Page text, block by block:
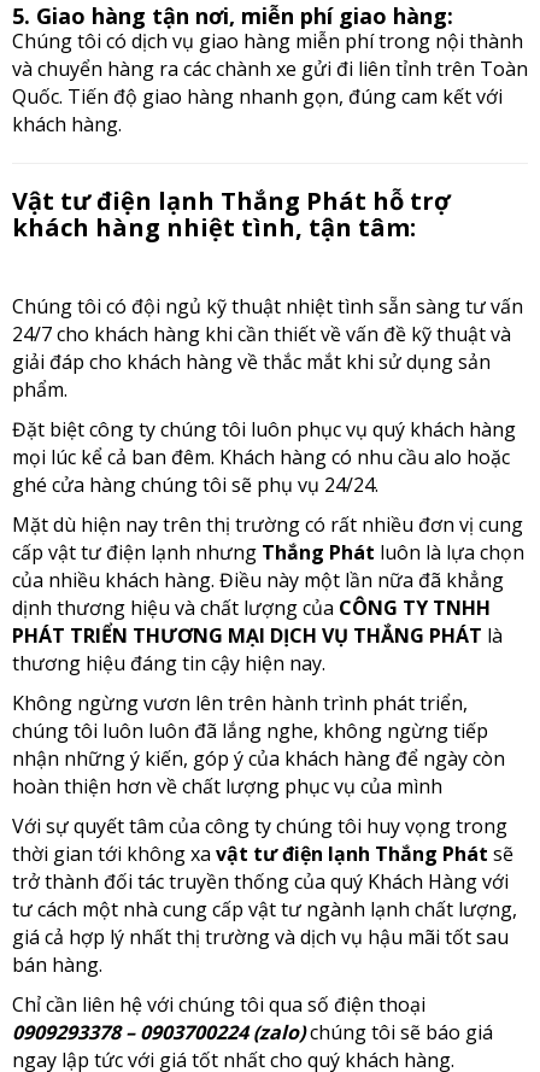
5. Giao hàng tận nơi, miễn phí giao hàng:
Chúng tôi có dịch vụ giao hàng miễn phí trong nội thành
và chuyển hàng ra các chành xe gửi đi liên tỉnh trên Toàn
Quốc. Tiến độ giao hàng nhanh gọn, đúng cam kết với
khách hàng.
Vật tư điện lạnh Thắng Phát hỗ trợ
khách hàng nhiệt tình, tận tâm:
Chúng tôi có đội ngủ kỹ thuật nhiệt tình sẵn sàng tư vấn
24/7 cho khách hàng khi cần thiết về vấn đề kỹ thuật và
giải đáp cho khách hàng về thắc mắt khi sử dụng sản
phẩm.
Đặt biệt công ty chúng tôi luôn phục vụ quý khách hàng
mọi lúc kể cả ban đêm. Khách hàng có nhu cầu alo hoặc
ghé cửa hàng chúng tôi sẽ phụ vụ 24/24.
Mặt dù hiện nay trên thị trường có rất nhiều đơn vị cung
cấp vật tư điện lạnh nhưng Thắng Phát luôn là lựa chọn
của nhiều khách hàng. Điều này một lần nữa đã khẳng
dịnh thương hiệu và chất lượng của CÔNG TY TNHH
PHÁT TRIỂN THƯƠNG MẠI DỊCH VỤ THẮNG PHÁT là
thương hiệu đáng tin cậy hiện nay.
Không ngừng vươn lên trên hành trình phát triển,
chúng tôi luôn luôn đã lắng nghe, không ngừng tiếp
nhận những ý kiến, góp ý của khách hàng để ngày còn
hoàn thiện hơn về chất lượng phục vụ của mình
Với sự quyết tâm của công ty chúng tôi huy vọng trong
thời gian tới không xa vật tư điện lạnh Thắng Phát sẽ
trở thành đối tác truyền thống của quý Khách Hàng với
tư cách một nhà cung cấp vật tư ngành lạnh chất lượng,
giá cả hợp lý nhất thị trường và dịch vụ hậu mãi tốt sau
bán hàng.
Chỉ cần liên hệ với chúng tôi qua số điện thoại
0909293378 – 0903700224 (zalo)chúng tôi sẽ báo giá
ngay lập tức với giá tốt nhất cho quý khách hàng.